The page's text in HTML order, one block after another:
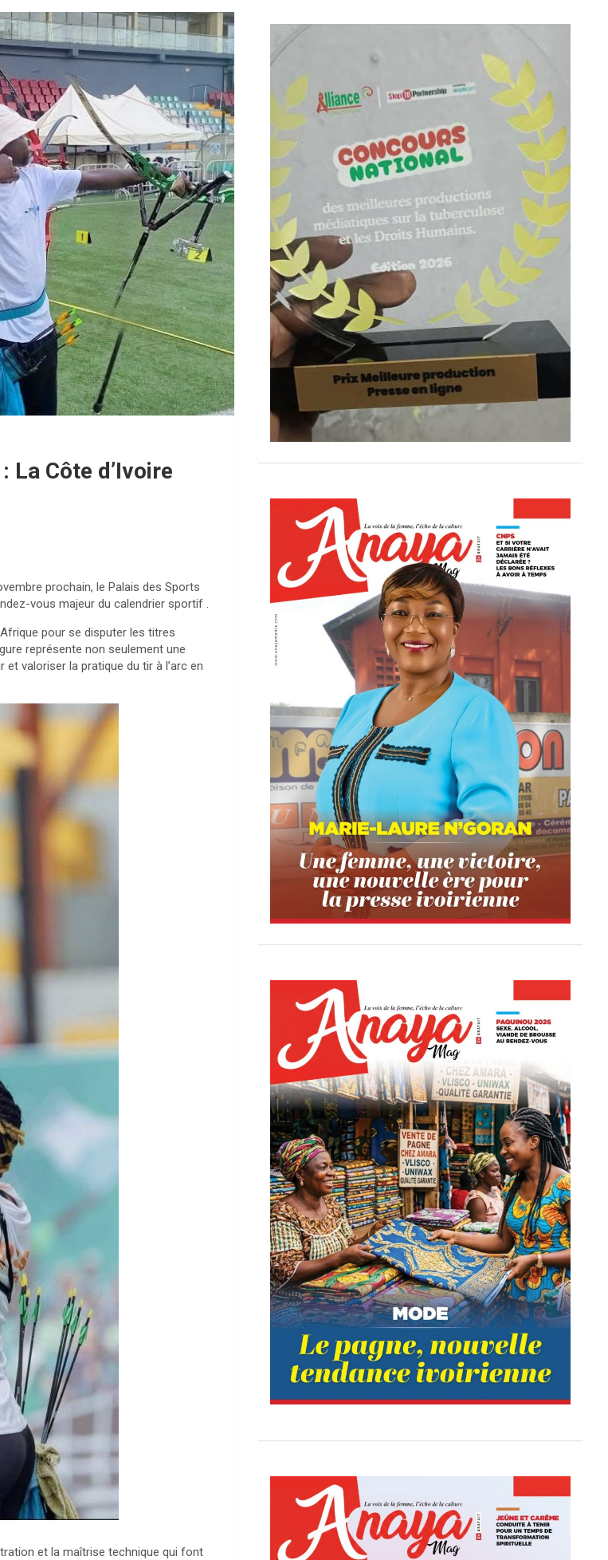
La Côte d’Ivoire
prochain, le Palais des Sports
vous majeur du calendrier sportif .
pour se disputer les titres
représente non seulement une
valoriser la pratique du tir à l’arc en
et la maîtrise technique qui font